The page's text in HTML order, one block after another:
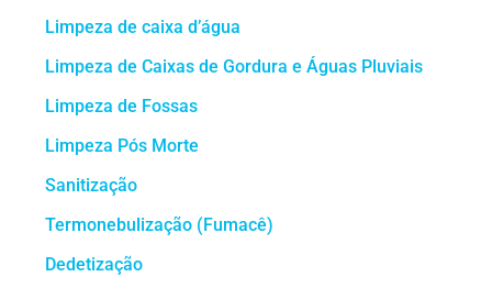
Limpeza de caixa d’água
Limpeza de Caixas de Gordura e Águas Pluviais
Limpeza de Fossas
Limpeza Pós Morte
Sanitização
Termonebulização (Fumacê)
Dedetização